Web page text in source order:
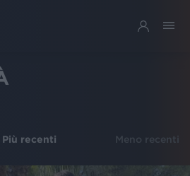
Più recenti Meno recenti